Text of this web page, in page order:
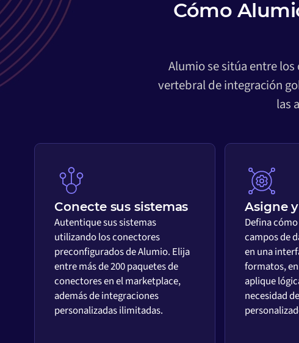
Cómo
Alumio se sitúa entre
vertebral de integración
las
Conecte sus sistemas
Autentique sus sistemas
utilizando los conectores
preconfigurados de Alumio. Elija
entre más de 200 paquetes de
conectores en el marketplace,
además de integraciones
personalizadas ilimitadas.
Asigne
Defina
campos de
en una
formatos,
aplique
necesidad